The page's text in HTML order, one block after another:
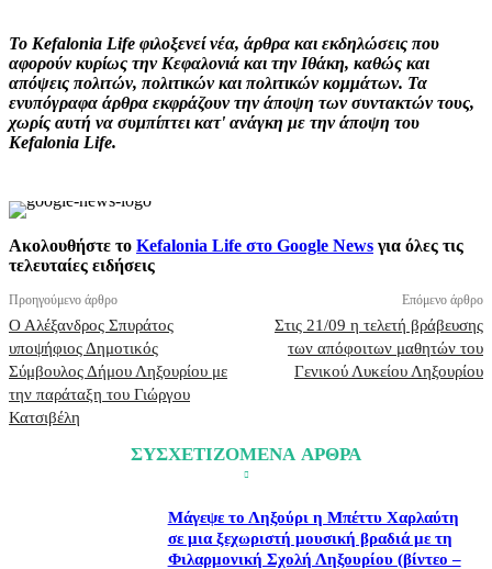
Το Kefalonia Life φιλοξενεί νέα, άρθρα και εκδηλώσεις που
αφορούν κυρίως την Κεφαλονιά και την Ιθάκη, καθώς και
απόψεις πολιτών, πολιτικών και πολιτικών κομμάτων. Τα
ενυπόγραφα άρθρα εκφράζουν την άποψη των συντακτών τους,
χωρίς αυτή να συμπίπτει κατ' ανάγκη με την άποψη του
Kefalonia Life.
Ακολουθήστε το Kefalonia Life στο Google News για όλες τις
τελευταίες ειδήσεις
Προηγούμενο άρθρο
Ο Αλέξανδρος Σπυράτος
υποψήφιος Δημοτικός
Σύμβουλος Δήμου Ληξουρίου με
την παράταξη του Γιώργου
Κατσιβέλη
Επόμενο άρθρο
Στις 21/09 η τελετή βράβευσης
των απόφοιτων μαθητών του
Γενικού Λυκείου Ληξουρίου
ΣΥΣΧΕΤΙΖΟΜΕΝΑ ΑΡΘΡΑ
Μάγεψε το Ληξούρι η Μπέττυ Χαρλαύτη
σε μια ξεχωριστή μουσική βραδιά με τη
Φιλαρμονική Σχολή Ληξουρίου (βίντεο –